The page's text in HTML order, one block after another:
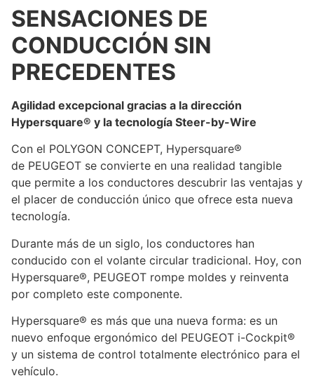
SENSACIONES DE
CONDUCCIÓN SIN
PRECEDENTES
Agilidad excepcional gracias a la dirección
Hypersquare® y la tecnología Steer-by-Wire
Con el POLYGON CONCEPT, Hypersquare®
de PEUGEOT se convierte en una realidad tangible
que permite a los conductores descubrir las ventajas y
el placer de conducción único que ofrece esta nueva
tecnología.
Durante más de un siglo, los conductores han
conducido con el volante circular tradicional. Hoy, con
Hypersquare®, PEUGEOT rompe moldes y reinventa
por completo este componente.
Hypersquare® es más que una nueva forma: es un
nuevo enfoque ergonómico del PEUGEOT i-Cockpit®
y un sistema de control totalmente electrónico para el
vehículo.